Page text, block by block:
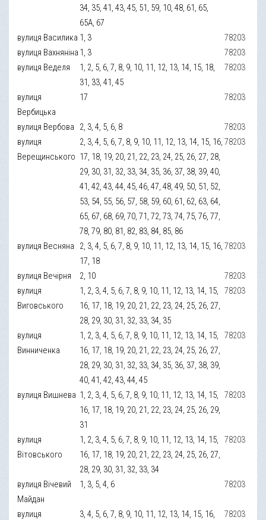
34, 35, 41, 43, 45, 51, 59, 10, 48, 61, 65,
65А, 67
вулиця Василика 1, 3
78203
вулиця Вахняніна 1, 3
78203
вулиця Веделя
1, 2, 5, 6, 7, 8, 9, 10, 11, 12, 13, 14, 15, 18,
31, 33, 41, 45
78203
вулиця
Вербицька
17 78203
вулиця Вербова 2, 3, 4, 5, 6, 8
78203
вулиця
Верещинського
2, 3, 4, 5, 6, 7, 8, 9, 10, 11, 12, 13, 14, 15, 16,
17, 18, 19, 20, 21, 22, 23, 24, 25, 26, 27, 28,
29, 30, 31, 32, 33, 34, 35, 36, 37, 38, 39, 40,
41, 42, 43, 44, 45, 46, 47, 48, 49, 50, 51, 52,
53, 54, 55, 56, 57, 58, 59, 60, 61, 62, 63, 64,
65, 67, 68, 69, 70, 71, 72, 73, 74, 75, 76, 77,
78, 79, 80, 81, 82, 83, 84, 85, 86
78203
вулиця Весняна
2, 3, 4, 5, 6, 7, 8, 9, 10, 11, 12, 13, 14, 15, 16,
17, 18
78203
вулиця Вечірня 2, 10
78203
вулиця
Виговського
1, 2, 3, 4, 5, 6, 7, 8, 9, 10, 11, 12, 13, 14, 15,
16, 17, 18, 19, 20, 21, 22, 23, 24, 25, 26, 27,
28, 29, 30, 31, 32, 33, 34, 35
78203
вулиця
Винниченка
1, 2, 3, 4, 5, 6, 7, 8, 9, 10, 11, 12, 13, 14, 15,
16, 17, 18, 19, 20, 21, 22, 23, 24, 25, 26, 27,
28, 29, 30, 31, 32, 33, 34, 35, 36, 37, 38, 39,
40, 41, 42, 43, 44, 45
78203
вулиця Вишнева 1, 2, 3, 4, 5, 6, 7, 8, 9, 10, 11, 12, 13, 14, 15,
16, 17, 18, 19, 20, 21, 22, 23, 24, 25, 26, 29,
31
78203
вулиця
Вітовського
1, 2, 3, 4, 5, 6, 7, 8, 9, 10, 11, 12, 13, 14, 15,
16, 17, 18, 19, 20, 21, 22, 23, 24, 25, 26, 27,
28, 29, 30, 31, 32, 33, 34
78203
вулиця Вічевий
Майдан
1, 3, 5, 4, 6 78203
вулиця
3, 4, 5, 6, 7, 8, 9, 10, 11, 12, 13, 14, 15, 16,
78203